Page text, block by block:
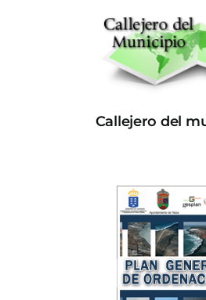
Callejero del